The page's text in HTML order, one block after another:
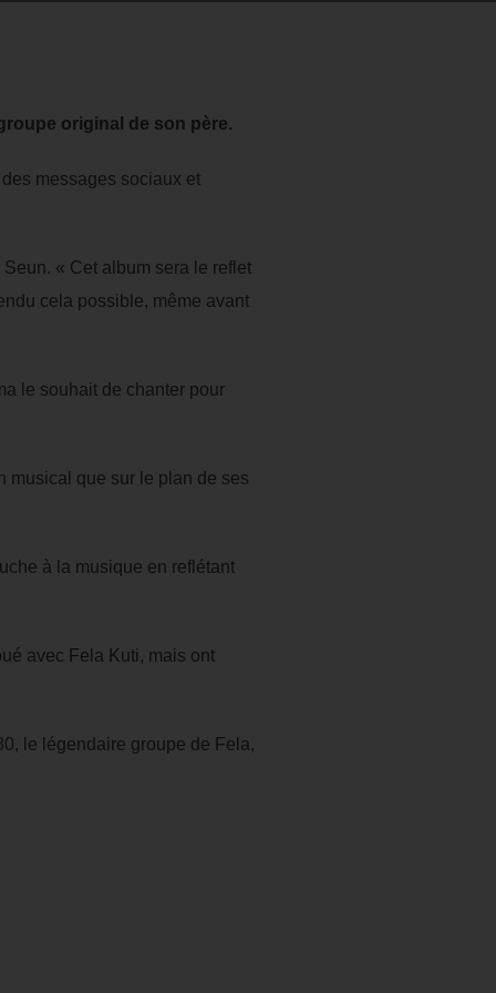
original de son père.
messages sociaux et
« Cet album sera le reflet
cela possible, même avant
le souhait de chanter pour
musical que sur le plan de ses
à la musique en reflétant
avec Fela Kuti, mais ont
le légendaire groupe de Fela,